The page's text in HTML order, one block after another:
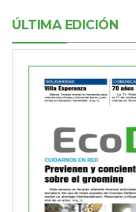
ÚLTIMA EDICIÓN